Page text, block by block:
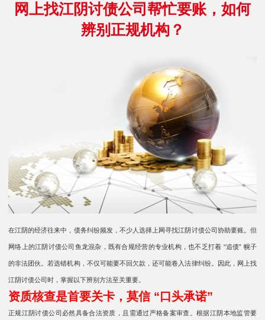
网上找江阴讨债公司帮忙要账，如何
辨别正规机构？
在江阴的经济往来中，债务纠纷频发，不少人选择上网寻找江阴讨债公司协助要账。但
网络上的江阴讨债公司鱼龙混杂，既有合规经营的专业机构，也不乏打着 “追债” 幌子
的非法团伙。若选错机构，不仅可能要不回欠款，还可能卷入法律纠纷。因此，网上找
江阴讨债公司时，掌握以下辨别方法至关重要。
资质核查是首要关卡，莫信 “口头承诺”
正规江阴讨债公司必然具备合法资质，且需通过严格备案审查。根据江阴本地监管要